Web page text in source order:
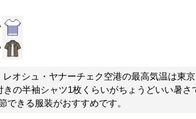
オシュ・ヤナーチェク空港の最高気温は東
の半袖シャツ1枚くらいがちょうどいい暑さ
できる服装がおすすめです。